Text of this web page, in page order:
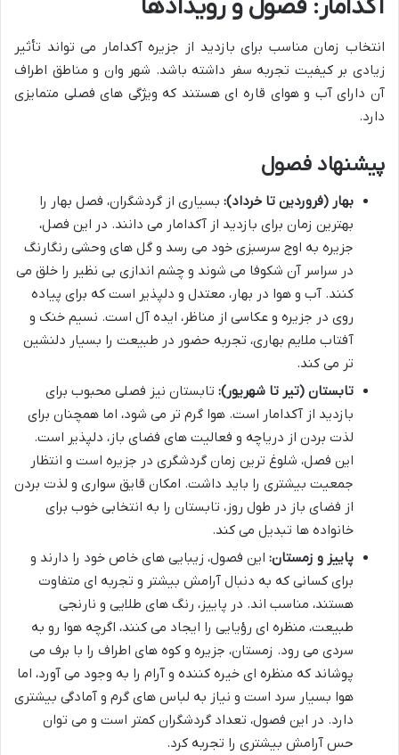
آکدامار: فصول و رویدادها
انتخاب زمان مناسب برای بازدید از جزیره آکدامار می تواند تأثیر
زیادی بر کیفیت تجربه سفر داشته باشد. شهر وان و مناطق اطراف
آن دارای آب و هوای قاره ای هستند که ویژگی های فصلی متمایزی
دارد.
پیشنهاد فصول
بهار (فروردین تا خرداد): بسیاری از گردشگران، فصل بهار را
بهترین زمان برای بازدید از آکدامار می دانند. در این فصل،
جزیره به اوج سرسبزی خود می رسد و گل های وحشی رنگارنگ
در سراسر آن شکوفا می شوند و چشم اندازی بی نظیر را خلق می
کنند. آب و هوا در بهار، معتدل و دلپذیر است که برای پیاده
روی در جزیره و عکاسی از مناظر، ایده آل است. نسیم خنک و
آفتاب ملایم بهاری، تجربه حضور در طبیعت را بسیار دلنشین
تر می کند.
تابستان (تیر تا شهریور): تابستان نیز فصلی محبوب برای
بازدید از آکدامار است. هوا گرم تر می شود، اما همچنان برای
لذت بردن از دریاچه و فعالیت های فضای باز، دلپذیر است.
این فصل، شلوغ ترین زمان گردشگری در جزیره است و انتظار
جمعیت بیشتری را باید داشت. امکان قایق سواری و لذت بردن
از فضای باز در طول روز، تابستان را به انتخابی خوب برای
خانواده ها تبدیل می کند.
پاییز و زمستان: این فصول، زیبایی های خاص خود را دارند و
برای کسانی که به دنبال آرامش بیشتر و تجربه ای متفاوت
هستند، مناسب اند. در پاییز، رنگ های طلایی و نارنجی
طبیعت، منظره ای رؤیایی را ایجاد می کنند، اگرچه هوا رو به
سردی می رود. زمستان، جزیره و کوه های اطراف را با برف می
پوشاند که منظره ای خیره کننده و آرام را به وجود می آورد، اما
هوا بسیار سرد است و نیاز به لباس های گرم و آمادگی بیشتری
دارد. در این فصول، تعداد گردشگران کمتر است و می توان
حس آرامش بیشتری را تجربه کرد.